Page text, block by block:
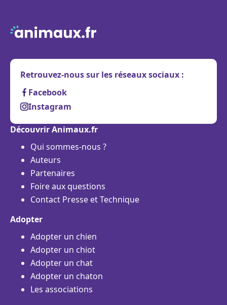
Retrouvez-nous sur les réseaux sociaux :
Facebook
Instagram
Découvrir Animaux.fr
Qui sommes-nous ?
Auteurs
Partenaires
Foire aux questions
Contact Presse et Technique
Adopter
Adopter un chien
Adopter un chiot
Adopter un chat
Adopter un chaton
Les associations